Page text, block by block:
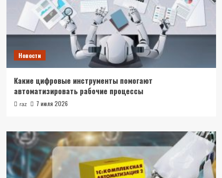
Новости
Какие цифровые инструменты помогают
автоматизировать рабочие процессы
raz 7 июля 2026